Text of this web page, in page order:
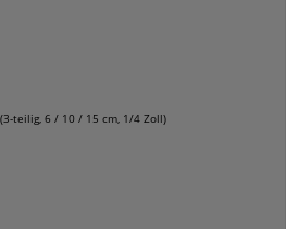
teilig, 6 / 10 / 15 cm, 1/4 Zoll)